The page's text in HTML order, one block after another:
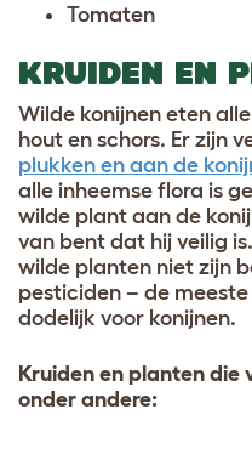
Tomaten
KRUIDEN EN
Wilde konijnen eten
hout en schors. Er zijn
plukken en aan de
alle inheemse flora is
wilde plant aan de
van bent dat hij veilig
wilde planten niet zijn
pesticiden – de
dodelijk voor konijnen.
Kruiden en planten die
onder andere: